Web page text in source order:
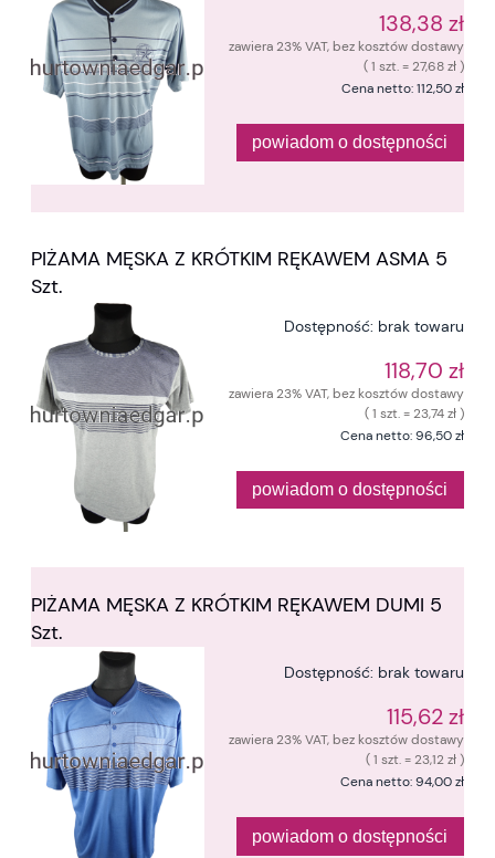
138,38 zł
zawiera 23% VAT, bez kosztów dostawy
( 1 szt. = 27,68 zł )
Cena netto:112,50 zł
powiadom o dostępności
PIŻAMA MĘSKA Z KRÓTKIM RĘKAWEM ASMA 5
Szt.
Dostępność: brak towaru
118,70 zł
zawiera 23% VAT, bez kosztów dostawy
( 1 szt. = 23,74 zł )
Cena netto:96,50 zł
powiadom o dostępności
PIŻAMA MĘSKA Z KRÓTKIM RĘKAWEM DUMI 5
Szt.
Dostępność: brak towaru
115,62 zł
zawiera 23% VAT, bez kosztów dostawy
( 1 szt. = 23,12 zł )
Cena netto:94,00 zł
powiadom o dostępności